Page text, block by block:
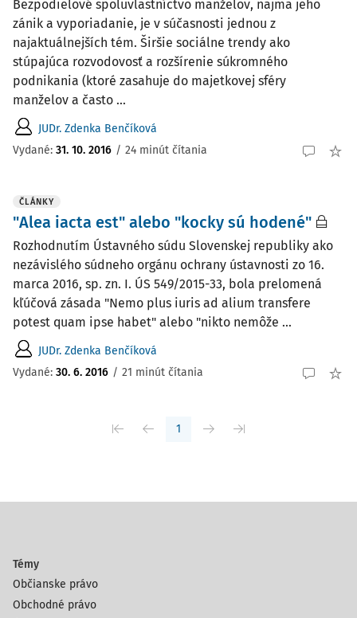
Bezpodielové spoluvlastníctvo manželov, najmä jeho
zánik a vyporiadanie, je v súčasnosti jednou z
najaktuálnejších tém. Širšie sociálne trendy ako
stúpajúca rozvodovosť a rozšírenie súkromného
podnikania (ktoré zasahuje do majetkovej sféry
manželov a často ...
JUDr. Zdenka Benčíková
Vydané: 31. 10. 2016 / 24 minút čítania
ČLÁNKY
"Alea iacta est" alebo "kocky sú hodené"
Rozhodnutím Ústavného súdu Slovenskej republiky ako
nezávislého súdneho orgánu ochrany ústavnosti zo 16.
marca 2016, sp. zn. I. ÚS 549/2015-33, bola prelomená
kľúčová zásada "Nemo plus iuris ad alium transfere
potest quam ipse habet" alebo "nikto nemôže ...
JUDr. Zdenka Benčíková
Vydané: 30. 6. 2016 / 21 minút čítania
1
Témy
Občianske právo
Obchodné právo